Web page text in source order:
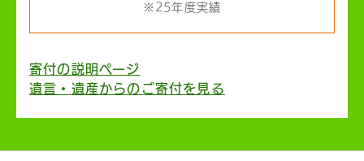
※25年度実績
寄付の説明ページ
遺言・遺産からのご寄付を見る